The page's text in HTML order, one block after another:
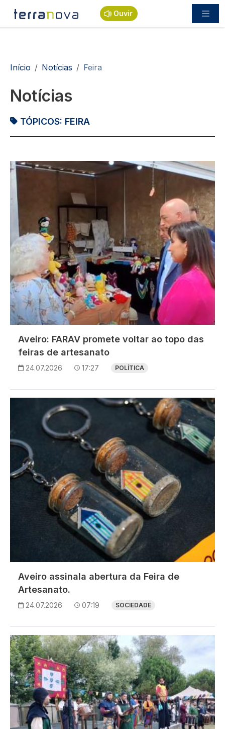
Passar para o conteúdo principal
Ouvir
Navegação estrutural
Início Notícias Feira
Notícias
TÓPICOS: FEIRA
Imagem
Aveiro: FARAV promete voltar ao topo das
feiras de artesanato
24.07.2026 17:27 POLÍTICA
Aveiro assinala abertura da Feira de
Artesanato.
24.07.2026 07:19 SOCIEDADE
Imagem